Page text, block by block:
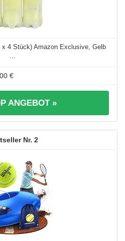
x 4 Stück) Amazon Exclusive, Gelb
€
ANGEBOT »
2